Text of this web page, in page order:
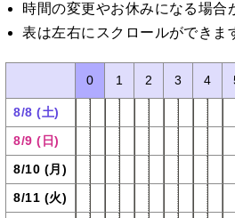
時間の変更やお休みになる場合
表は左右にスクロールができま
0 1 2 3 4
8/8 (土)
8/9 (日)
8/10 (月)
8/11 (火)